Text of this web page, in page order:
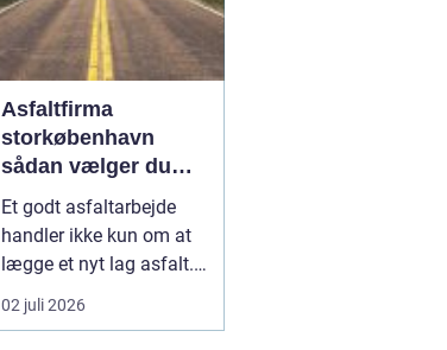
Asfaltfirma
storkøbenhavn
sådan vælger du
den rette
samarbejdspartner
Et godt asfaltarbejde
handler ikke kun om at
lægge et nyt lag asfalt.
Det handler også om
planlægning, tidsfrister,
02 juli 2026